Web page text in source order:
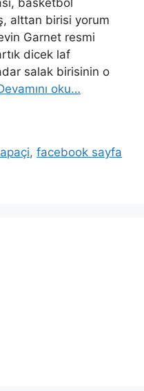
alttan birisi yorum
Garnet resmi
dicek laf
salak birisinin o
oku…
,facebook sayfa